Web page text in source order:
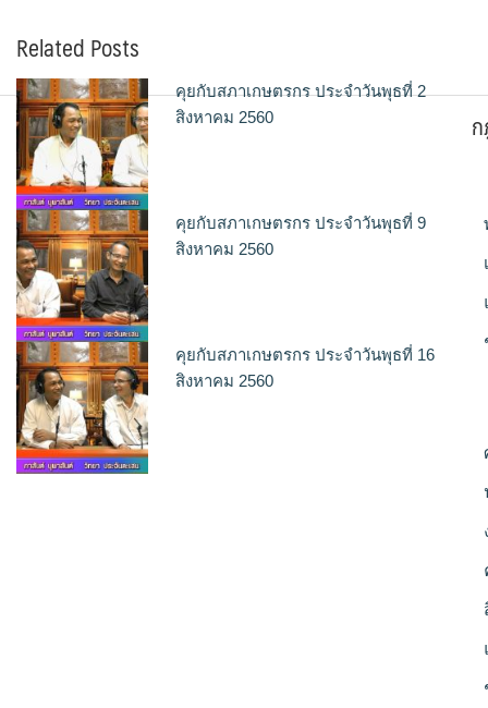
Related Posts
คุยกับสภาเกษตรกร ประจำวันพุธที่ 2
สิงหาคม 2560
คุยกับสภาเกษตรกร ประจำวันพุธที่ 9
สิงหาคม 2560
คุยกับสภาเกษตรกร ประจำวันพุธที่ 16
สิงหาคม 2560